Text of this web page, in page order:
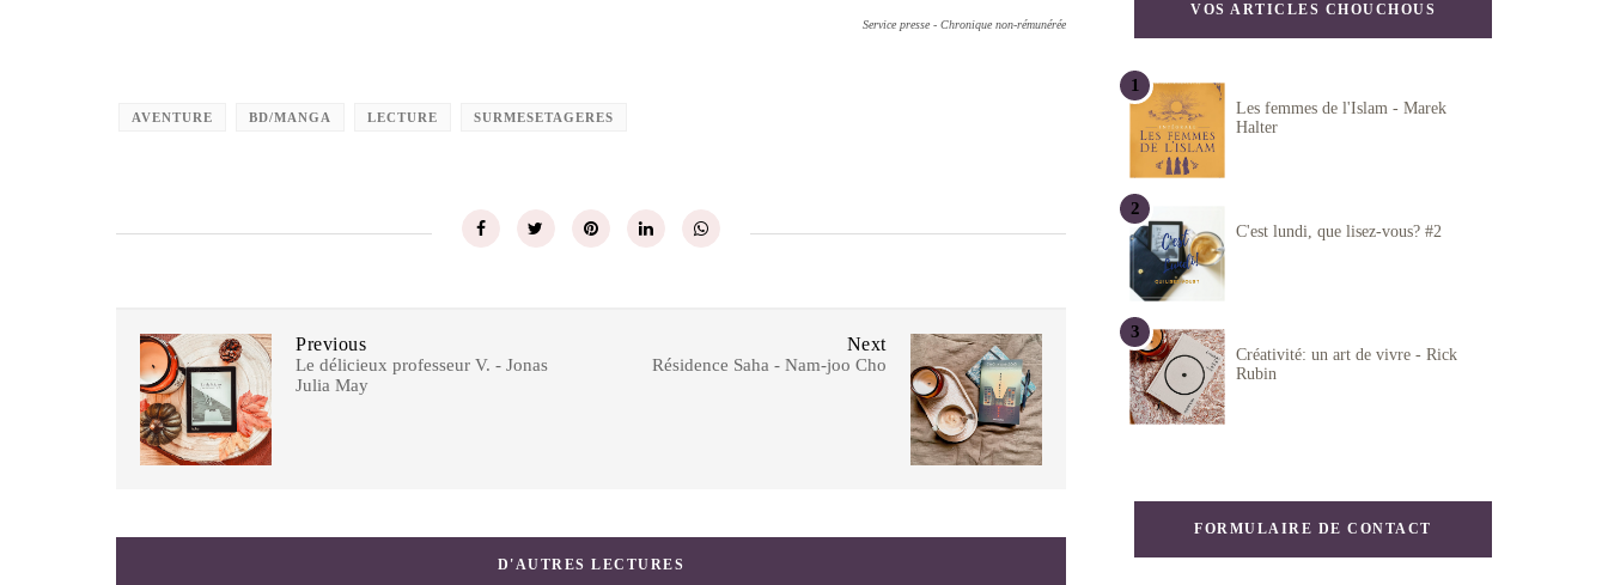
Service presse - Chronique non-rémunérée
AVENTURE BD/MANGA LECTURE SURMESETAGERES
Next
Résidence Saha - Nam-joo Cho
Previous
Le délicieux professeur V. - Jonas
Julia May
D'AUTRES LECTURES
VOS ARTICLES CHOUCHOUS
Les femmes de l'Islam - Marek
Halter
C'est lundi, que lisez-vous? #2
Créativité: un art de vivre - Rick
Rubin
FORMULAIRE DE CONTACT